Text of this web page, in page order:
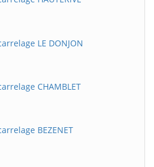
LE DONJON
CHAMBLET
BEZENET